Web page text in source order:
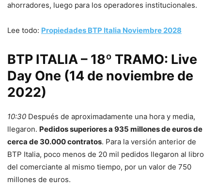
ahorradores, luego para los operadores institucionales.
Lee todo: Propiedades BTP Italia Noviembre 2028
BTP ITALIA – 18º TRAMO: Live
Day One (14 de noviembre de
2022)
10:30 Después de aproximadamente una hora y media,
llegaron. Pedidos superiores a 935 millones de euros de
cerca de 30.000 contratos. Para la versión anterior de
BTP Italia, poco menos de 20 mil pedidos llegaron al libro
del comerciante al mismo tiempo, por un valor de 750
millones de euros.